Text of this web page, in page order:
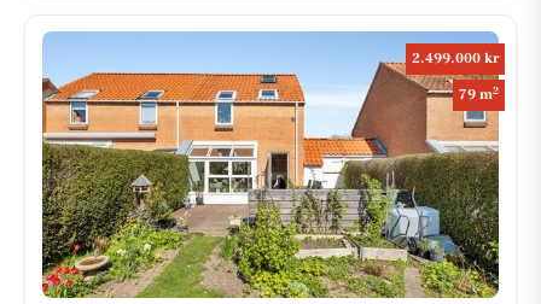
2.499.000 kr
79 m2